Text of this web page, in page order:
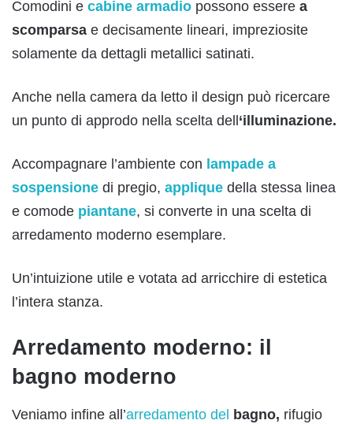
Comodini e cabine armadio possono essere a
scomparsa e decisamente lineari, impreziosite
solamente da dettagli metallici satinati.
Anche nella camera da letto il design può ricercare
un punto di approdo nella scelta dell ‘illuminazione.
Accompagnare l’ambiente con lampade a
sospensione di pregio, applique della stessa linea
e comode piantane, si converte in una scelta di
arredamento moderno esemplare.
Un’intuizione utile e votata ad arricchire di estetica
l’intera stanza.
Arredamento moderno: il
bagno moderno
Veniamo infine all’arredamento del bagno, rifugio